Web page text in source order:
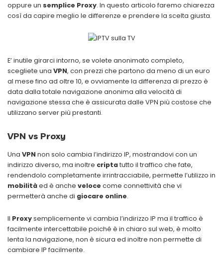
oppure un semplice Proxy. In questo articolo faremo chiarezza
così da capire meglio le differenze e prendere la scelta giusta.
E’ inutile girarci intorno, se volete anonimato completo,
scegliete una VPN, con prezzi che partono da meno di un euro
al mese fino ad oltre 10, e ovviamente la differenza di prezzo è
data dalla totale navigazione anonima alla velocità di
navigazione stessa che è assicurata dalle VPN più costose che
utilizzano server più prestanti.
VPN vs Proxy
Una VPN non solo cambia l’indirizzo IP, mostrandovi con un
indirizzo diverso, ma inoltre criptatutto il traffico che fate,
rendendolo completamente irrintracciabile, permette l’utilizzo in
mobilitàed è anche veloce come connettività che vi
permetterà anche di giocare online.
Il Proxysemplicemente vi cambia l’indirizzo IP ma il traffico è
facilmente intercettabile poiché è in chiaro sul web, è molto
lenta la navigazione, non è sicura ed inoltre non permette di
cambiare IP facilmente.